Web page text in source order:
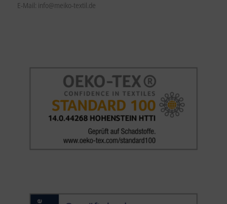
E-Mail: info@meiko-textil.de